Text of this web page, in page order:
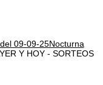
09-09-25Nocturna
Y HOY - SORTEOS